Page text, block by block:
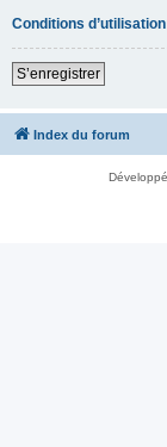
Conditions d’utilisation
S’enregistrer
Index du forum